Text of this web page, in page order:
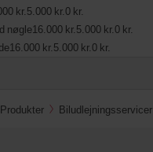
kr.5.000 kr.0 kr.
nøgle16.000 kr.5.000 kr.0 kr.
kr.5.000 kr.0 kr.
Biludlejningsservicer